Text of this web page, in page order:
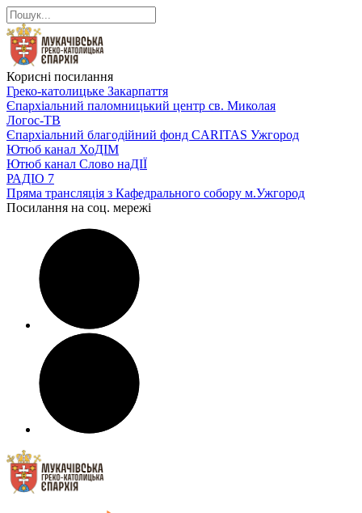
Корисні посилання
Греко-католицьке Закарпаття
Єпархіальний паломницький центр св. Миколая
Логос-ТВ
Єпархіальний благодійний фонд CARITAS Ужгород
Ютюб канал ХоДІМ
Ютюб канал Слово наДІЇ
РАДІО 7
Пряма трансляція з Кафедрального собору м.Ужгород
Посилання на соц. мережі